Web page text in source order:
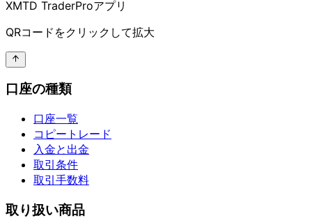
XMTD TraderProアプリ
QRコードをクリックして拡大
口座の種類
口座一覧
コピートレード
入金と出金
取引条件
取引手数料
取り扱い商品